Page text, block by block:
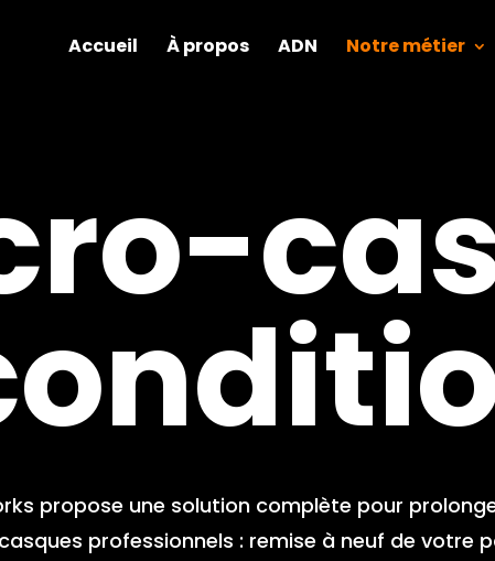
Accueil À propos ADN Notre métier
propose une solution complète pour
professionnels : remise à neuf de votre